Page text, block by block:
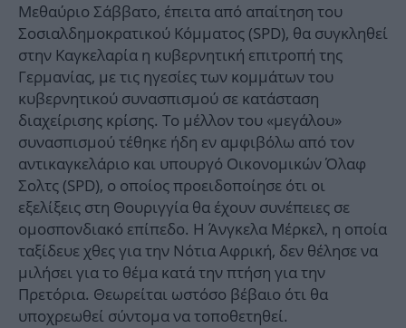
Μεθαύριο Σάββατο, έπειτα από απαίτηση του
Σοσιαλδημοκρατικού Κόμματος (SPD), θα συγκληθεί
στην Καγκελαρία η κυβερνητική επιτροπή της
Γερμανίας, με τις ηγεσίες των κομμάτων του
κυβερνητικού συνασπισμού σε κατάσταση
διαχείρισης κρίσης. Το μέλλον του «μεγάλου»
συνασπισμού τέθηκε ήδη εν αμφιβόλω από τον
αντικαγκελάριο και υπουργό Οικονομικών Όλαφ
Σολτς (SPD), ο οποίος προειδοποίησε ότι οι
εξελίξεις στη Θουριγγία θα έχουν συνέπειες σε
ομοσπονδιακό επίπεδο. Η Άνγκελα Μέρκελ, η οποία
ταξίδευε χθες για την Νότια Αφρική, δεν θέλησε να
μιλήσει για το θέμα κατά την πτήση για την
Πρετόρια. Θεωρείται ωστόσο βέβαιο ότι θα
υποχρεωθεί σύντομα να τοποθετηθεί.